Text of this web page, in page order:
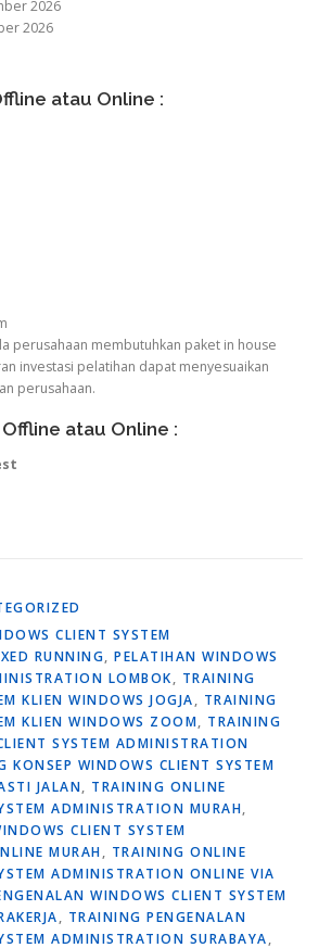
2026
2026
atau Online :
perusahaan membutuhkan paket in house
investasi pelatihan dapat menyesuaikan
perusahaan.
atau Online :
CLIENT SYSTEM
RUNNING, PELATIHAN WINDOWS
LOMBOK, TRAINING
KLIEN WINDOWS JOGJA, TRAINING
KLIEN WINDOWS ZOOM, TRAINING
SYSTEM ADMINISTRATION
KONSEP WINDOWS CLIENT SYSTEM
JALAN, TRAINING ONLINE
ADMINISTRATION MURAH,
CLIENT SYSTEM
MURAH, TRAINING ONLINE
ADMINISTRATION ONLINE VIA
WINDOWS CLIENT SYSTEM
, TRAINING PENGENALAN
ADMINISTRATION SURABAYA,